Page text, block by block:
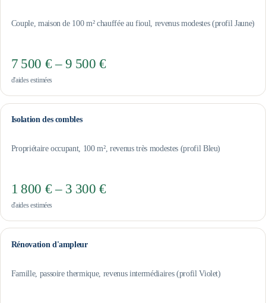
Couple, maison de 100 m² chauffée au fioul, revenus modestes (profil Jaune)
7 500 € – 9 500 €
d'aides estimées
Isolation des combles
Propriétaire occupant, 100 m², revenus très modestes (profil Bleu)
1 800 € – 3 300 €
d'aides estimées
Rénovation d'ampleur
Famille, passoire thermique, revenus intermédiaires (profil Violet)